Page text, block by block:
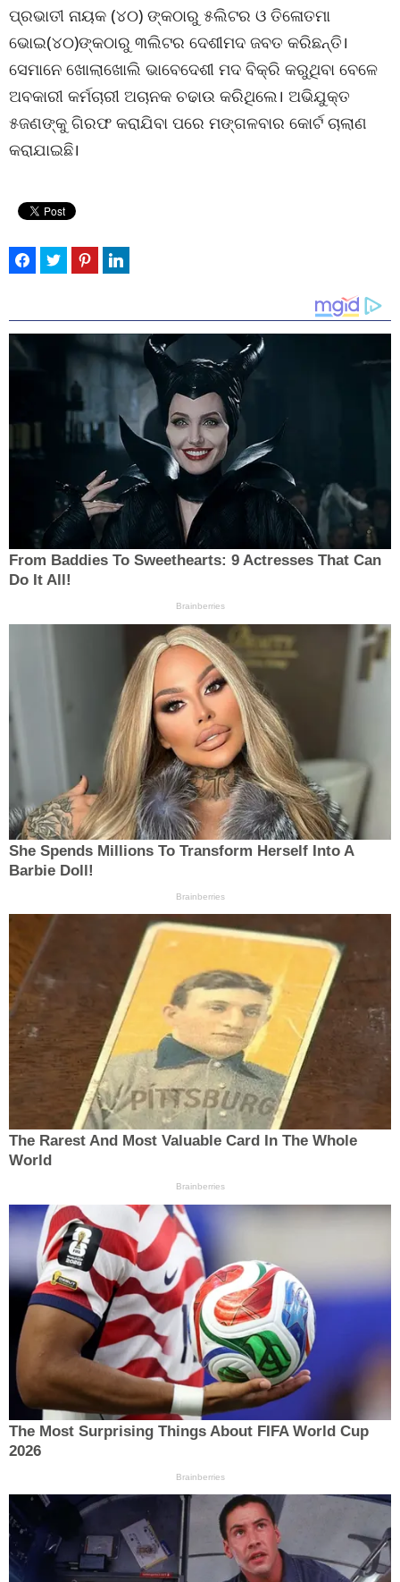
ପ୍ରଭାତୀ ନାୟକ (୪୦) ଙ୍କଠାରୁ ୫ଲିଟର ଓ ତିଳୋତମା
ଭୋଇ(୪୦)ଙ୍କଠାରୁ ୩ଲିଟର ଦେଶୀମଦ ଜବତ କରିଛନ୍ତି।
ସେମାନେ ଖୋଲାଖୋଲି ଭାବେଦେଶୀ ମଦ ବିକ୍ରି କରୁଥିବା ବେଳେ
ଅବକାରୀ କର୍ମଚାରୀ ଅଚାନକ ଚଢାଉ କରିଥିଲେ। ଅଭିଯୁକ୍ତ
୫ଜଣଙ୍କୁ ଗିରଫ କରାଯିବା ପରେ ମଙ୍ଗଳବାର କୋର୍ଟ ଚାଲାଣ
କରାଯାଇଛି।